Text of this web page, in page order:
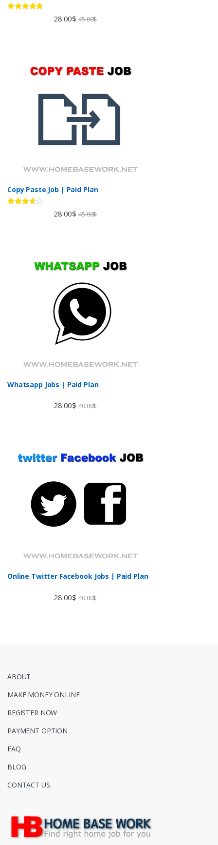
28.00$ 45.00$
Copy Paste Job | Paid Plan
28.00$ 45.00$
Whatsapp Jobs | Paid Plan
28.00$ 40.00$
Online Twitter Facebook Jobs | Paid Plan
28.00$ 40.00$
ABOUT
MAKE MONEY ONLINE
REGISTER NOW
PAYMENT OPTION
FAQ
BLOG
CONTACT US